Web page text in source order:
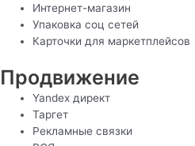
Интернет-магазин
Упаковка соц сетей
Карточки для маркетплейсов
Продвижение
Yandex директ
Таргет
Рекламные связки